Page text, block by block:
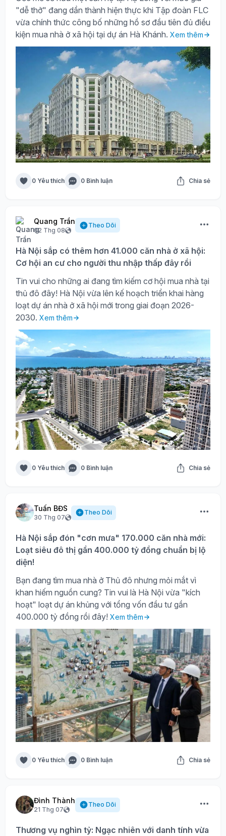
"dễ thở" đang dần thành hiện thực khi Tập đoàn FLC
vừa chính thức công bố những hồ sơ đầu tiên đủ điều
kiện mua nhà ở xã hội tại dự án Hà Khánh. Xem thêm
0 Yêu thích 0 Bình luận Chia sẻ
Quang Trần
02 Thg 08
Theo Dõi
Hà Nội sắp có thêm hơn 41.000 căn nhà ở xã hội:
Cơ hội an cư cho người thu nhập thấp đây rồi
Tin vui cho những ai đang tìm kiếm cơ hội mua nhà tại
thủ đô đây! Hà Nội vừa lên kế hoạch triển khai hàng
loạt dự án nhà ở xã hội mới trong giai đoạn 2026-
2030. Xem thêm
0 Yêu thích 0 Bình luận Chia sẻ
Tuấn BĐS
30 Thg 07
Theo Dõi
Hà Nội sắp đón "cơn mưa" 170.000 căn nhà mới:
Loạt siêu đô thị gần 400.000 tỷ đồng chuẩn bị lộ
diện!
Bạn đang tìm mua nhà ở Thủ đô nhưng mỏi mắt vì
khan hiếm nguồn cung? Tin vui là Hà Nội vừa "kích
hoạt" loạt dự án khủng với tổng vốn đầu tư gần
400.000 tỷ đồng rồi đây! Xem thêm
0 Yêu thích 0 Bình luận Chia sẻ
Đình Thành
21 Thg 07
Theo Dõi
Thương vụ nghìn tỷ: Ngạc nhiên với danh tính vừa